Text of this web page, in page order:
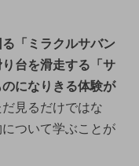
「ミラクルサバン
台を滑走する「サ
になりきる体験が
見るだけではな
ついて学ぶことが